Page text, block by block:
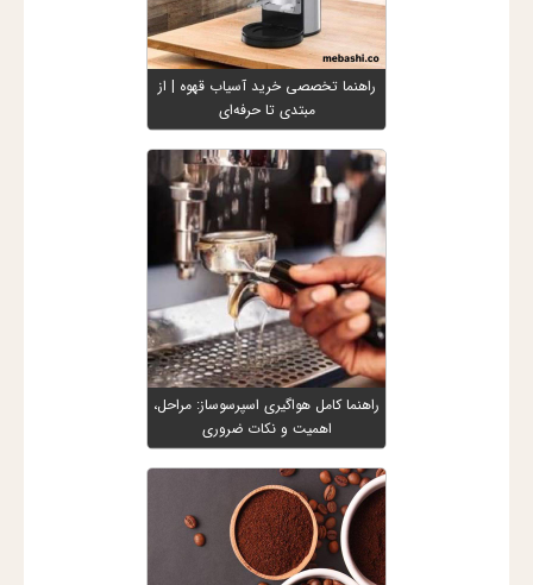
راهنما تخصصی خرید آسیاب قهوه | از
مبتدی تا حرفه‌ای
راهنما کامل هواگیری اسپرسوساز: مراحل،
اهمیت و نکات ضروری